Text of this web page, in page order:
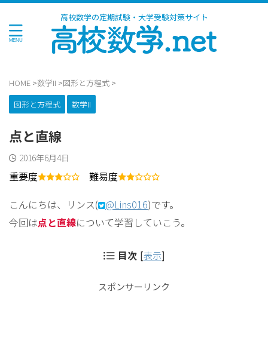
高校数学の定期試験・大学受験対策サイト
HOME >数学II >図形と方程式 >
図形と方程式
数学II
点と直線
2016年6月4日
重要度
難易度
こんにちは、リンス( @Lins016)です。
今回は点と直線について学習していこう。
目次 [表示]
スポンサーリンク